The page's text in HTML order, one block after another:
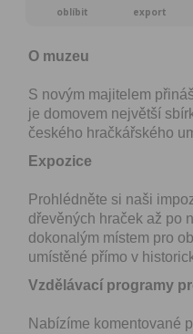
oblíbit export
O muzeu
S novým majitelem
je domovem největší
českého hračkářského
Expozice
Prohlédněte si naši
dřevěných hraček až po
dokonalým místem pro
umístěné přímo v
Vzdělávací programy
Nabízíme komentované